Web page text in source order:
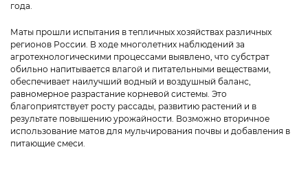
года.
Маты прошли испытания в тепличных хозяйствах различных
регионов России. В ходе многолетних наблюдений за
агротехнологическими процессами выявлено, что субстрат
обильно напитывается влагой и питательными веществами,
обеспечивает наилучший водный и воздушный баланс,
равномерное разрастание корневой системы. Это
благоприятствует росту рассады, развитию растений и в
результате повышению урожайности. Возможно вторичное
использование матов для мульчирования почвы и добавления в
питающие смеси.